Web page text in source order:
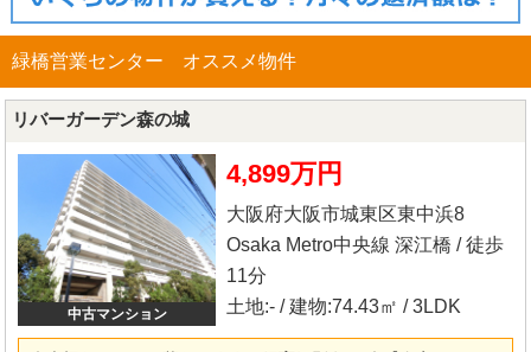
緑橋営業センター オススメ物件
リバーガーデン森の城
中古マンション
4,899万円
大阪府大阪市城東区東中浜8
Osaka Metro中央線 深江橋 / 徒歩
11分
土地:- / 建物:74.43㎡ / 3LDK